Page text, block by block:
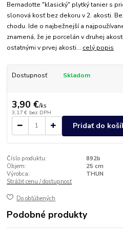
Bernadotte "klasický" plytký tanier s
slonová kosť bez dekoru v 2. akosti.
chodu. Ide o najbežnejší a
znamená, že je porcelán v druhej
ostatnými v prvej akosti... celý popis
Dostupnosť Skladom
3,90 €/ks
3,17 € bez DPH
Pridať do
Číslo produktu:
892b
Objem:
25 cm
Výrobca:
THUN
Strážiť cenu / dostupnosť
Do obľúbených
Podobné produkty